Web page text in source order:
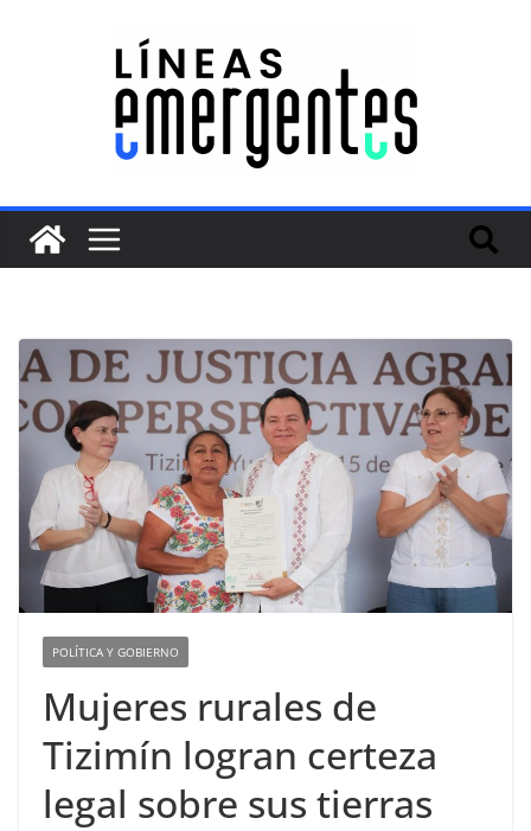
POLÍTICA Y GOBIERNO
Mujeres rurales de
Tizimín logran certeza
legal sobre sus tierras